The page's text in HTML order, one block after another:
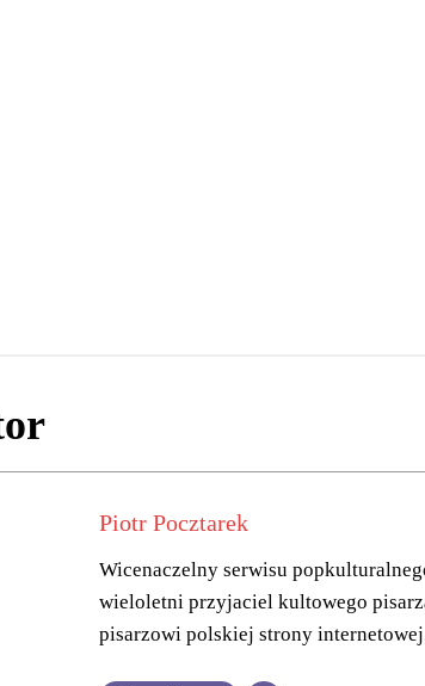
Piotr Pocztarek
Wicenaczelny serwisu
wieloletni przyjaciel kultowego
pisarzowi polskiej strony